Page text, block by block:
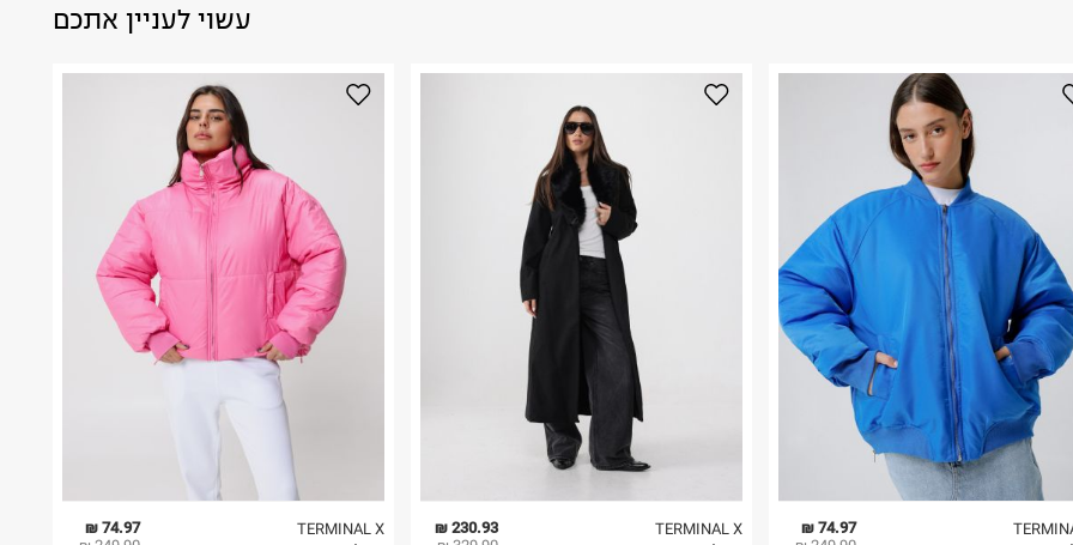
על גבי החבילה
באתר בלבד
בלבד. לא ניתן
עשוי לעניין אתכם
74.97 ₪
TERMINAL X
230.93 ₪
TERMINAL X
74.97 ₪